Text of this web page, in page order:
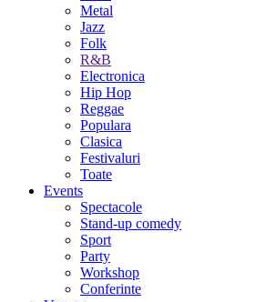
Metal
Jazz
Folk
R&B
Electronica
Hip Hop
Reggae
Populara
Clasica
Festivaluri
Toate
Events
Spectacole
Stand-up comedy
Sport
Party
Workshop
Conferinte